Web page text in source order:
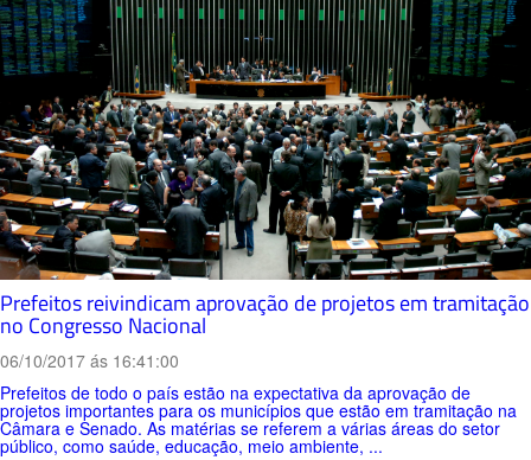
Prefeitos reivindicam aprovação de projetos em tramitação
no Congresso Nacional
06/10/2017 ás 16:41:00
Prefeitos de todo o país estão na expectativa da aprovação de
projetos importantes para os municípios que estão em tramitação na
Câmara e Senado. As matérias se referem a várias áreas do setor
público, como saúde, educação, meio ambiente, ...